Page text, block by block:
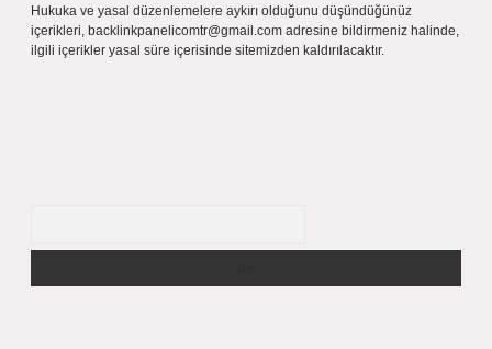
Hukuka ve yasal düzenlemelere aykırı olduğunu düşündüğünüz
içerikleri, backlinkpanelicomtr@gmail.com adresine bildirmeniz halinde,
ilgili içerikler yasal süre içerisinde sitemizden kaldırılacaktır.